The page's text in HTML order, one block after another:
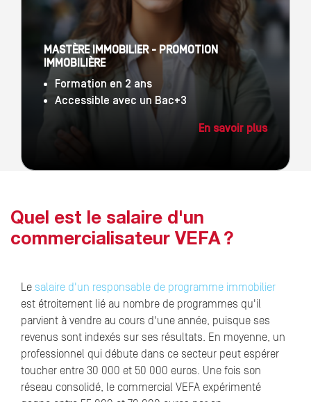
MASTÈRE IMMOBILIER - PROMOTION
IMMOBILIÈRE
Formation en 2 ans
Accessible avec un Bac+3
En savoir plus
Quel est le salaire d'un
commercialisateur VEFA ?
Le salaire d'un responsable de programme immobilier
est étroitement lié au nombre de programmes qu'il
parvient à vendre au cours d'une année, puisque ses
revenus sont indexés sur ses résultats. En moyenne, un
professionnel qui débute dans ce secteur peut espérer
toucher entre 30 000 et 50 000 euros. Une fois son
réseau consolidé, le commercial VEFA expérimenté